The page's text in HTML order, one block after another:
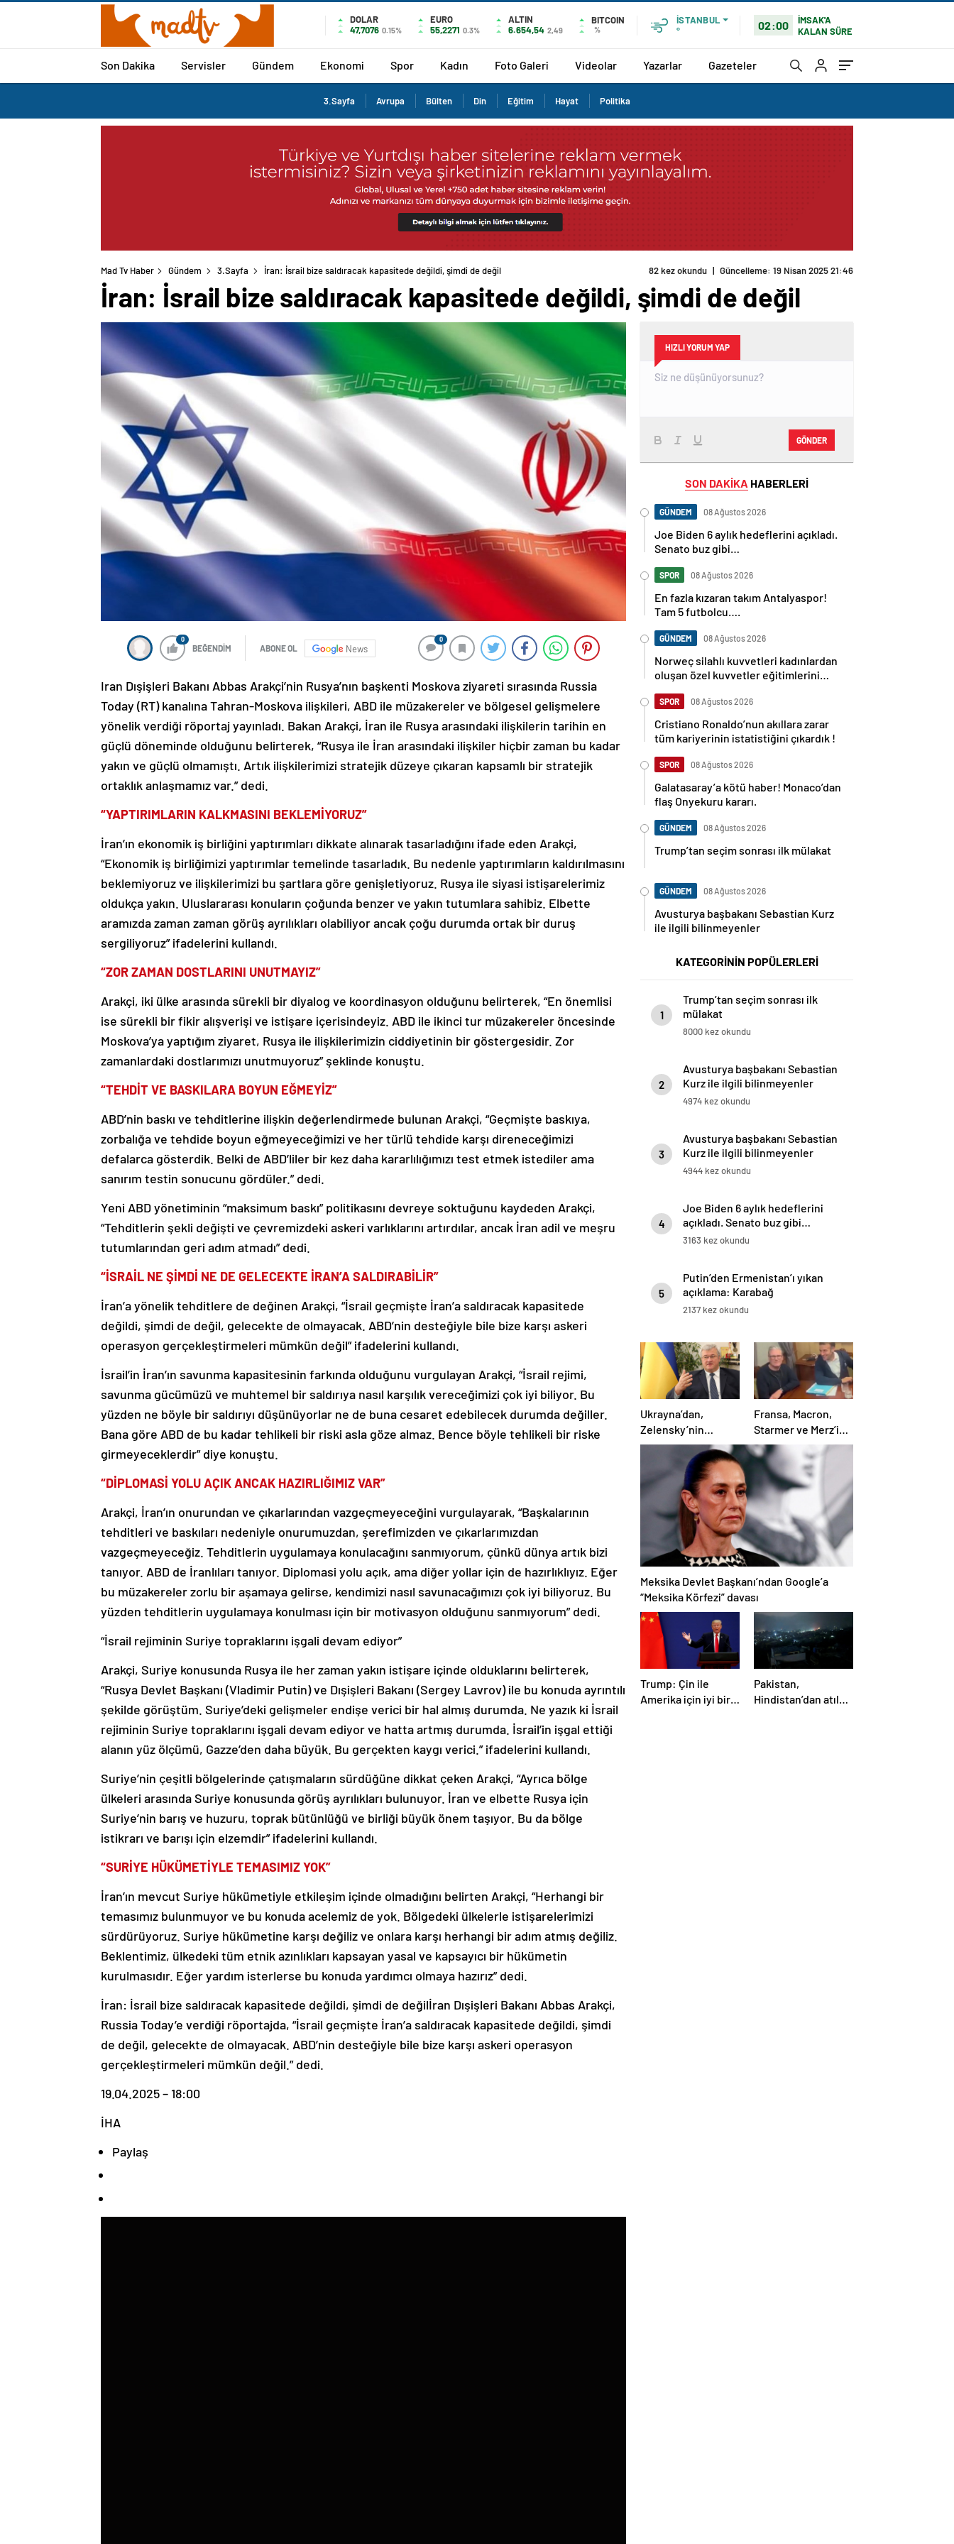
DOLAR
47,7076 0.15%
EURO
55,2271 0.3%
ALTIN
6.654,54 2,49
BITCOIN
%
İSTANBUL
°
02:00
İMSAK'A
KALAN SÜRE
Son Dakika Servisler Gündem Ekonomi Spor Kadın Foto Galeri Videolar Yazarlar Gazeteler
3.Sayfa Avrupa Bülten Din Eğitim Hayat Politika
Mad Tv Haber Gündem 3.Sayfa İran: İsrail bize saldıracak kapasitede değildi, şimdi de değil 82 kez okundu | Güncelleme: 19 Nisan 2025 21:46
İran: İsrail bize saldıracak kapasitede değildi, şimdi de değil
0
BEĞENDİM ABONE OL News
0
Iran Dışişleri Bakanı Abbas Arakçi’nin Rusya’nın başkenti Moskova ziyareti sırasında Russia
Today (RT) kanalına Tahran-Moskova ilişkileri, ABD ile müzakereler ve bölgesel gelişmelere
yönelik verdiği röportaj yayınladı. Bakan Arakçi, İran ile Rusya arasındaki ilişkilerin tarihin en
güçlü döneminde olduğunu belirterek, “Rusya ile İran arasındaki ilişkiler hiçbir zaman bu kadar
yakın ve güçlü olmamıştı. Artık ilişkilerimizi stratejik düzeye çıkaran kapsamlı bir stratejik
ortaklık anlaşmamız var.” dedi.
“YAPTIRIMLARIN KALKMASINI BEKLEMİYORUZ”
İran’ın ekonomik iş birliğini yaptırımları dikkate alınarak tasarladığını ifade eden Arakçi,
“Ekonomik iş birliğimizi yaptırımlar temelinde tasarladık. Bu nedenle yaptırımların kaldırılmasını
beklemiyoruz ve ilişkilerimizi bu şartlara göre genişletiyoruz. Rusya ile siyasi istişarelerimiz
oldukça yakın. Uluslararası konuların çoğunda benzer ve yakın tutumlara sahibiz. Elbette
aramızda zaman zaman görüş ayrılıkları olabiliyor ancak çoğu durumda ortak bir duruş
sergiliyoruz” ifadelerini kullandı.
“ZOR ZAMAN DOSTLARINI UNUTMAYIZ”
Arakçi, iki ülke arasında sürekli bir diyalog ve koordinasyon olduğunu belirterek, “En önemlisi
ise sürekli bir fikir alışverişi ve istişare içerisindeyiz. ABD ile ikinci tur müzakereler öncesinde
Moskova’ya yaptığım ziyaret, Rusya ile ilişkilerimizin ciddiyetinin bir göstergesidir. Zor
zamanlardaki dostlarımızı unutmuyoruz” şeklinde konuştu.
“TEHDİT VE BASKILARA BOYUN EĞMEYİZ”
ABD’nin baskı ve tehditlerine ilişkin değerlendirmede bulunan Arakçi, “Geçmişte baskıya,
zorbalığa ve tehdide boyun eğmeyeceğimizi ve her türlü tehdide karşı direneceğimizi
defalarca gösterdik. Belki de ABD’liler bir kez daha kararlılığımızı test etmek istediler ama
sanırım testin sonucunu gördüler.” dedi.
Yeni ABD yönetiminin “maksimum baskı” politikasını devreye soktuğunu kaydeden Arakçi,
“Tehditlerin şekli değişti ve çevremizdeki askeri varlıklarını artırdılar, ancak İran adil ve meşru
tutumlarından geri adım atmadı” dedi.
“İSRAİL NE ŞİMDİ NE DE GELECEKTE İRAN’A SALDIRABİLİR”
İran’a yönelik tehditlere de değinen Arakçi, “İsrail geçmişte İran’a saldıracak kapasitede
değildi, şimdi de değil, gelecekte de olmayacak. ABD’nin desteğiyle bile bize karşı askeri
operasyon gerçekleştirmeleri mümkün değil” ifadelerini kullandı.
İsrail’in İran’ın savunma kapasitesinin farkında olduğunu vurgulayan Arakçi, “İsrail rejimi,
savunma gücümüzü ve muhtemel bir saldırıya nasıl karşılık vereceğimizi çok iyi biliyor. Bu
yüzden ne böyle bir saldırıyı düşünüyorlar ne de buna cesaret edebilecek durumda değiller.
Bana göre ABD de bu kadar tehlikeli bir riski asla göze almaz. Bence böyle tehlikeli bir riske
girmeyeceklerdir” diye konuştu.
“DİPLOMASİ YOLU AÇIK ANCAK HAZIRLIĞIMIZ VAR”
Arakçi, İran’ın onurundan ve çıkarlarından vazgeçmeyeceğini vurgulayarak, “Başkalarının
tehditleri ve baskıları nedeniyle onurumuzdan, şerefimizden ve çıkarlarımızdan
vazgeçmeyeceğiz. Tehditlerin uygulamaya konulacağını sanmıyorum, çünkü dünya artık bizi
tanıyor. ABD de İranlıları tanıyor. Diplomasi yolu açık, ama diğer yollar için de hazırlıklıyız. Eğer
bu müzakereler zorlu bir aşamaya gelirse, kendimizi nasıl savunacağımızı çok iyi biliyoruz. Bu
yüzden tehditlerin uygulamaya konulması için bir motivasyon olduğunu sanmıyorum” dedi.
“İsrail rejiminin Suriye topraklarını işgali devam ediyor”
Arakçi, Suriye konusunda Rusya ile her zaman yakın istişare içinde olduklarını belirterek,
“Rusya Devlet Başkanı (Vladimir Putin) ve Dışişleri Bakanı (Sergey Lavrov) ile bu konuda ayrıntılı
şekilde görüştüm. Suriye’deki gelişmeler endişe verici bir hal almış durumda. Ne yazık ki İsrail
rejiminin Suriye topraklarını işgali devam ediyor ve hatta artmış durumda. İsrail’in işgal ettiği
alanın yüz ölçümü, Gazze’den daha büyük. Bu gerçekten kaygı verici.” ifadelerini kullandı.
Suriye’nin çeşitli bölgelerinde çatışmaların sürdüğüne dikkat çeken Arakçi, “Ayrıca bölge
ülkeleri arasında Suriye konusunda görüş ayrılıkları bulunuyor. İran ve elbette Rusya için
Suriye’nin barış ve huzuru, toprak bütünlüğü ve birliği büyük önem taşıyor. Bu da bölge
istikrarı ve barışı için elzemdir” ifadelerini kullandı.
“SURİYE HÜKÜMETİYLE TEMASIMIZ YOK”
İran’ın mevcut Suriye hükümetiyle etkileşim içinde olmadığını belirten Arakçi, “Herhangi bir
temasımız bulunmuyor ve bu konuda acelemiz de yok. Bölgedeki ülkelerle istişarelerimizi
sürdürüyoruz. Suriye hükümetine karşı değiliz ve onlara karşı herhangi bir adım atmış değiliz.
Beklentimiz, ülkedeki tüm etnik azınlıkları kapsayan yasal ve kapsayıcı bir hükümetin
kurulmasıdır. Eğer yardım isterlerse bu konuda yardımcı olmaya hazırız” dedi.
İran: İsrail bize saldıracak kapasitede değildi, şimdi de değilİran Dışişleri Bakanı Abbas Arakçi,
Russia Today’e verdiği röportajda, “İsrail geçmişte İran’a saldıracak kapasitede değildi, şimdi
de değil, gelecekte de olmayacak. ABD’nin desteğiyle bile bize karşı askeri operasyon
gerçekleştirmeleri mümkün değil.” dedi.
19.04.2025 – 18:00
İHA
Paylaş
HIZLI YORUM YAP
GÖNDER
SON DAKİKA HABERLERİ
GÜNDEM 08 Ağustos 2026
Joe Biden 6 aylık hedeflerini açıkladı.
Senato buz gibi…
SPOR 08 Ağustos 2026
En fazla kızaran takım Antalyaspor!
Tam 5 futbolcu….
GÜNDEM 08 Ağustos 2026
Norweç silahlı kuvvetleri kadınlardan
oluşan özel kuvvetler eğitimlerini
SPOR 08 Ağustos 2026
Cristiano Ronaldo’nun akıllara zarar
tüm kariyerinin istatistiğini çıkardık !
SPOR 08 Ağustos 2026
Galatasaray’a kötü haber! Monaco’dan
flaş Onyekuru kararı.
GÜNDEM 08 Ağustos 2026
Trump’tan seçim sonrası ilk mülakat
GÜNDEM 08 Ağustos 2026
Avusturya başbakanı Sebastian Kurz
ile ilgili bilinmeyenler
KATEGORİNİN POPÜLERLERİ
1
Trump’tan seçim sonrası ilk
mülakat
8000 kez okundu
2
Avusturya başbakanı Sebastian
Kurz ile ilgili bilinmeyenler
4974 kez okundu
3
Avusturya başbakanı Sebastian
Kurz ile ilgili bilinmeyenler
4944 kez okundu
4
Joe Biden 6 aylık hedeflerini
açıkladı. Senato buz gibi…
3163 kez okundu
5
Putin’den Ermenistan’ı yıkan
açıklama: Karabağ
Azerbaycan’ın ayrılmaz bir
2137 kez okundu
Ukrayna’dan,
Zelensky’nin
Putin’le şahsen
görüşme talebine
ilişkin açıklama
Fransa, Macron,
Starmer ve Merz’in
kokain kullandığı
iddiasını yalanladı
Meksika Devlet Başkanı’ndan Google’a
“Meksika Körfezi” davası
Trump: Çin ile
Amerika için iyi bir
Pakistan,
Hindistan’dan atılan